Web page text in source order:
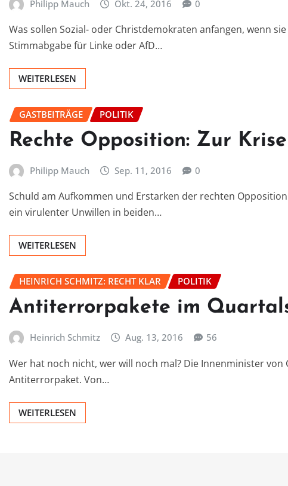
Philipp Mauch Okt. 24, 2016 0
Was sollen Sozial- oder Christdemokraten anfangen, wenn
Stimmabgabe für Linke oder AfD…
WEITERLESEN
GASTBEITRÄGE POLITIK
Rechte Opposition: Zur
Philipp Mauch Sep. 11, 2016 0
Schuld am Aufkommen und Erstarken der rechten
ein virulenter Unwillen in beiden…
WEITERLESEN
HEINRICH SCHMITZ: RECHT KLAR POLITIK
Antiterrorpakete im
Heinrich Schmitz Aug. 13, 2016 56
Wer hat noch nicht, wer will noch mal? Die Innenminister von
Antiterrorpaket. Von…
WEITERLESEN